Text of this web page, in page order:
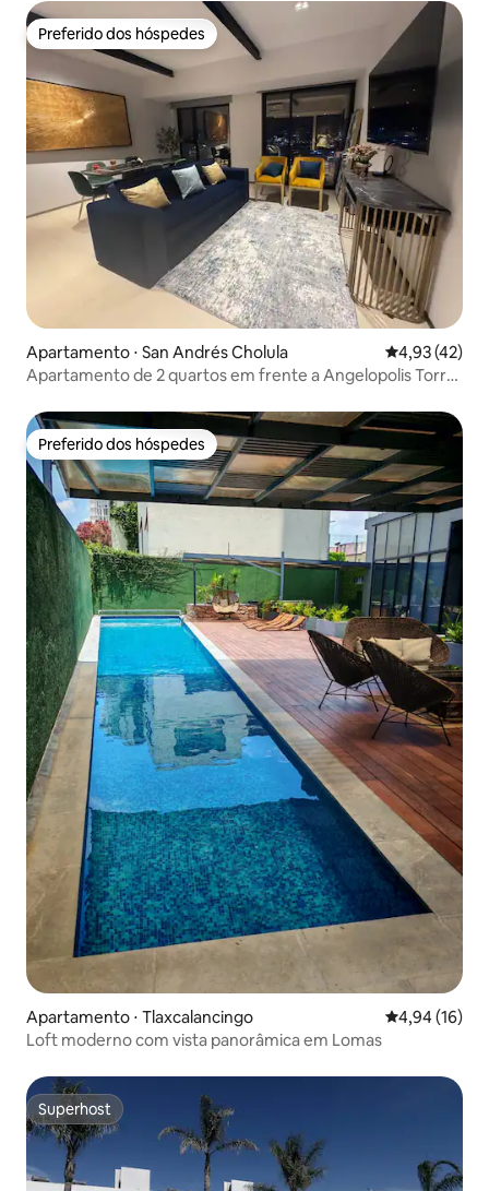
Preferido dos hóspedes
Preferido dos hóspedes
Apartamento ⋅ San Andrés Cholula 4,93 de uma
4,93 (42)
Apartamento de 2 quartos em frente a Angelopolis Torre
Preferido dos hóspedes
Preferido dos hóspedes
Apartamento ⋅ Tlaxcalancingo 4,94 de uma
4,94 (16)
Loft moderno com vista panorâmica em Lomas
Superhost
Superhost